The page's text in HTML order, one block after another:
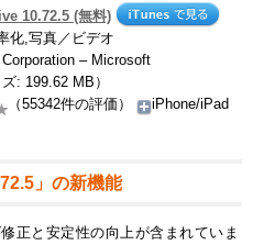
10.72.5 (無料)
化,写真／ビデオ
– Microsoft
: 199.62 MB）
（55342件の評価）
iPhone/iPad
」の新機能
正と安定性の向上が含まれていま